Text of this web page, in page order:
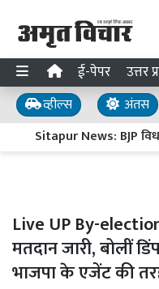
ई-पेपर उत्तर
व्हील्स अंतस
Sitapur News: BJP
Live UP By-
मतदान जारी, बोलीं
भाजपा के एजेंट की